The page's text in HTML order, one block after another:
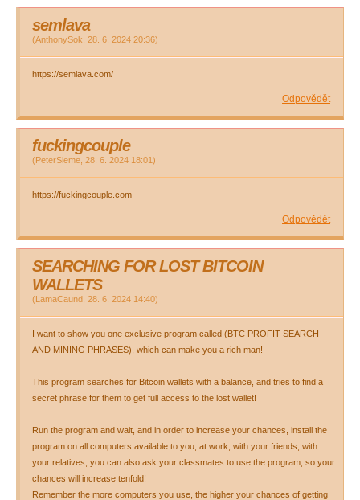
semlava
(AnthonySok 28. 6. 2024 20:36)
https://semlava.com/
Odpovědět
fuckingcouple
(PeterSleme 28. 6. 2024 18:01)
https://fuckingcouple.com
Odpovědět
SEARCHING FOR LOST BITCOIN
WALLETS
(LamaCaund 28. 6. 2024 14:40)
I want to show you one exclusive program called (BTC PROFIT SEARCH
AND MINING PHRASES), which can make you a rich man!
This program searches for Bitcoin wallets with a balance, and tries to find a
secret phrase for them to get full access to the lost wallet!
Run the program and wait, and in order to increase your chances, install the
program on all computers available to you, at work, with your friends, with
your relatives, you can also ask your classmates to use the program, so your
chances will increase tenfold!
Remember the more computers you use, the higher your chances of getting